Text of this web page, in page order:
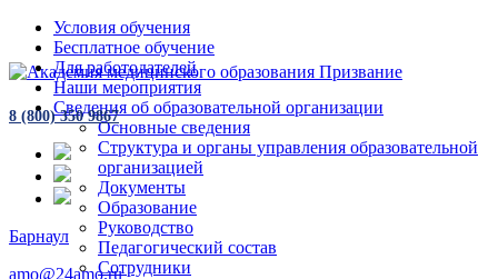
Условия обучения
Бесплатное обучение
Для работодателей
Наши мероприятия
Сведения об образовательной организации
Основные сведения
Структура и органы управления образовательной
организацией
Документы
Образование
Руководство
Педагогический состав
Сотрудники
8 (800) 350 9867
Барнаул
amo@24amo.ru